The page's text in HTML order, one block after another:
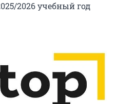
2026 учебный год